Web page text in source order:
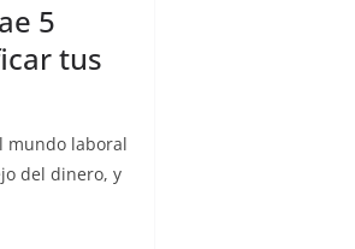
5
tus
mundo laboral
del dinero, y